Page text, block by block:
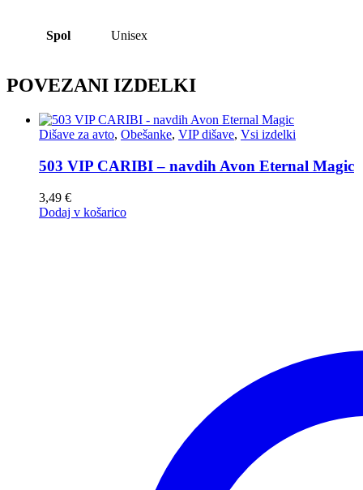
Spol Unisex
POVEZANI IZDELKI
Dišave za avto, Obešanke, VIP dišave, Vsi izdelki
503 VIP CARIBI – navdih Avon Eternal Magic
3,49 €
Dodaj v košarico